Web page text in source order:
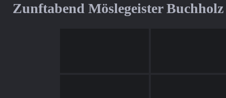
Zunftabend Möslegeister Buchholz